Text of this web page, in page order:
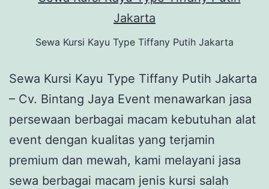
Sewa Kursi Kayu Type Tiffany Putih Jakarta
Sewa Kursi Kayu Type Tiffany Putih Jakarta
– Cv. Bintang Jaya Event menawarkan jasa
persewaan berbagai macam kebutuhan alat
event dengan kualitas yang terjamin
premium dan mewah, kami melayani jasa
sewa berbagai macam jenis kursi salah